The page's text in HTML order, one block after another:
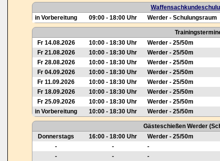
in Vorbereitung
09:00 - 18:00 Uhr Werder - Schulungsraum
Fr 14.08.2026
10:00 - 18:30 Uhr
Werder - 25/50m
Fr 21.08.2026
10:00 - 18:30 Uhr
Werder - 25/50m
Fr 28.08.2026
10:00 - 18:30 Uhr
Werder - 25/50m
Fr 04.09.2026
10:00 - 18:30 Uhr
Werder - 25/50m
Fr 11.09.2026
10:00 - 18:30 Uhr
Werder - 25/50m
Fr 18.09.2026
10:00 - 18:30 Uhr
Werder - 25/50m
Fr 25.09.2026
10:00 - 18:30 Uhr
Werder - 25/50m
in Vorbereitung
10:00 - 18:30 Uhr Werder - 25/50m
Gästeschießen Werder
Donnerstags
16:00 - 18:00 Uhr
Werder - 25/50m
-
-
-
-
-
-